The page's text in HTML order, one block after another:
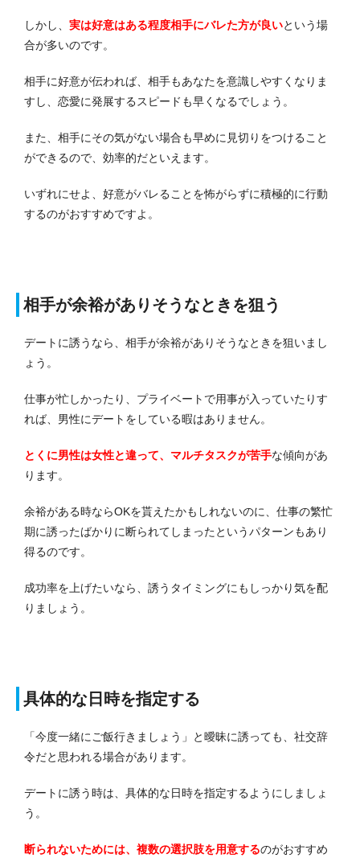
しかし、 実は好意はある程度相手にバレた方が良いという場
合が多いのです。
相手に好意が伝われば、相手もあなたを意識しやすくなりま
すし、恋愛に発展するスピードも早くなるでしょう。
また、相手にその気がない場合も早めに見切りをつけること
ができるので、効率的だといえます。
いずれにせよ、好意がバレることを怖がらずに積極的に行動
するのがおすすめですよ。
相手が余裕がありそうなときを狙う
デートに誘うなら、相手が余裕がありそうなときを狙いまし
ょう。
仕事が忙しかったり、プライベートで用事が入っていたりす
れば、男性にデートをしている暇はありません。
とくに男性は女性と違って、マルチタスクが苦手な傾向があ
ります。
余裕がある時ならOKを貰えたかもしれないのに、仕事の繁忙
期に誘ったばかりに断られてしまったというパターンもあり
得るのです。
成功率を上げたいなら、誘うタイミングにもしっかり気を配
りましょう。
具体的な日時を指定する
「今度一緒にご飯行きましょう」と曖昧に誘っても、社交辞
令だと思われる場合があります。
デートに誘う時は、具体的な日時を指定するようにしましょ
う。
断られないためには、複数の選択肢を用意するのがおすすめ